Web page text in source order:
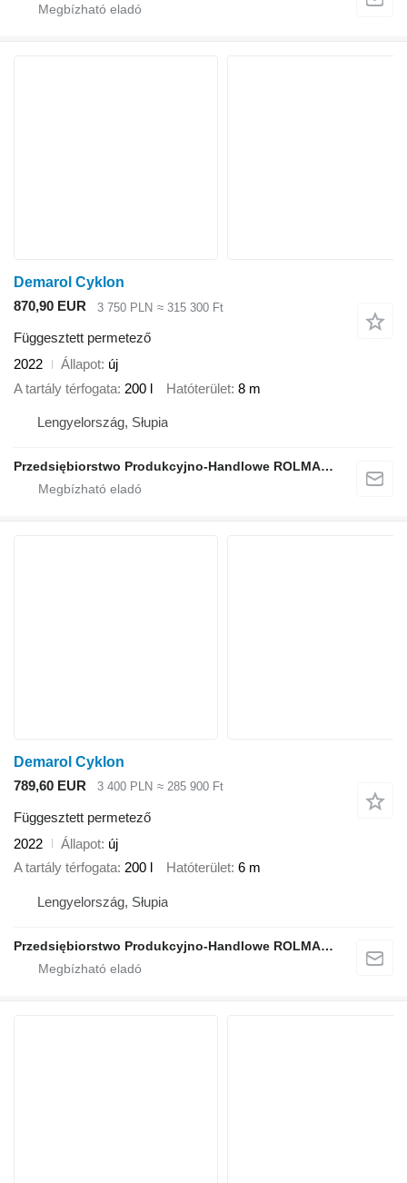
Demarol Cyklon
870,90 EUR
3 750 PLN ≈ 315 300 Ft
Függesztett permetező
2022
Állapot új
A tartály térfogata 200 l Hatóterület 8 m
Lengyelország, Słupia
Przedsiębiorstwo Produkcyjno-Handlowe ROLMAPOL Marcin Dziekan
Demarol Cyklon
789,60 EUR
3 400 PLN ≈ 285 900 Ft
Függesztett permetező
2022
Állapot új
A tartály térfogata 200 l Hatóterület 6 m
Lengyelország, Słupia
Przedsiębiorstwo Produkcyjno-Handlowe ROLMAPOL Marcin Dziekan